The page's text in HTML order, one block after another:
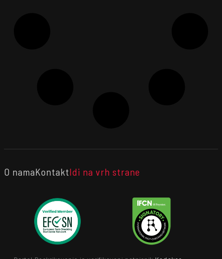
O namaKontaktIdi na vrh strane